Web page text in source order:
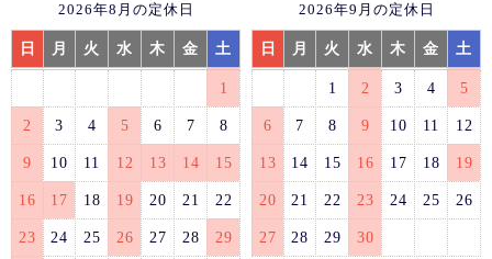
2026年8月の定休日
日 月 火 水 木 金 土
1
2 3 4 5 6 7 8
9 10 11 12 13 14 15
16 17 18 19 20 21 22
23 24 25 26 27 28 29
2026年9月の定休日
日 月 火 水 木 金 土
1 2 3 4 5
6 7 8 9 10 11 12
13 14 15 16 17 18 19
20 21 22 23 24 25 26
27 28 29
30